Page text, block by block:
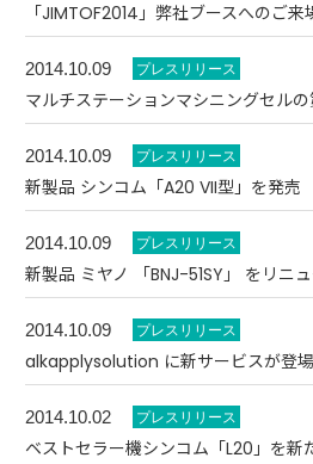
「JIMTOF2014」弊社ブースへのご
2014.10.09
マルチステーションマシニングセル
2014.10.09
新製品 シンコム「A20 VII型」を発売
2014.10.09
新製品 ミヤノ 「BNJ-51SY」 をリニ
2014.10.09
alkapplysolution に新サービスが登場
2014.10.02
ベストセラー機シンコム「L20」を新